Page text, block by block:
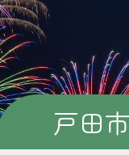
戸田市